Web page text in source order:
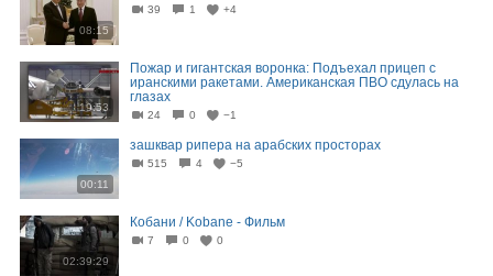
08:15
39 1 +4
19:53
Пожар и гигантская воронка: Подъехал прицеп с
иранскими ракетами. Американская ПВО сдулась на
глазах
24 0 −1
00:11
зашквар рипера на арабских просторах
515 4 −5
02:39:29
Кобани / Kobane - Фильм
7 0 0